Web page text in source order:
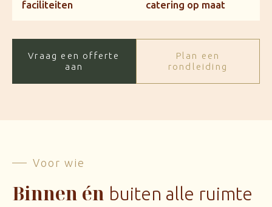
faciliteiten catering op maat
Vraag een offerte
aan
Plan een
rondleiding
Voor wie
Binnen én buiten alle ruimte